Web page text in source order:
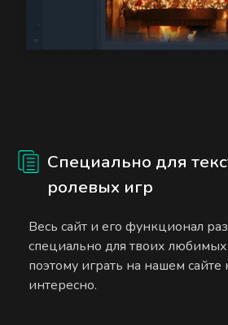
Специально для
ролевых игр
Весь сайт и его функционал
специально для твоих
поэтому играть на нашем
интересно.